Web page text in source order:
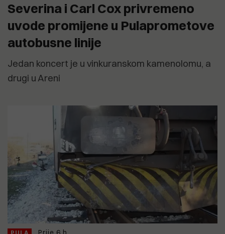
Severina i Carl Cox privremeno
uvode promijene u Pulaprometove
autobusne linije
Jedan koncert je u vinkuranskom kamenolomu, a
drugi u Areni